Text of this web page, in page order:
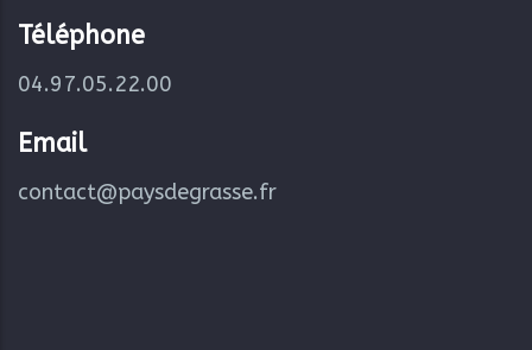
Téléphone
04.97.05.22.00
Email
contact@paysdegrasse.fr